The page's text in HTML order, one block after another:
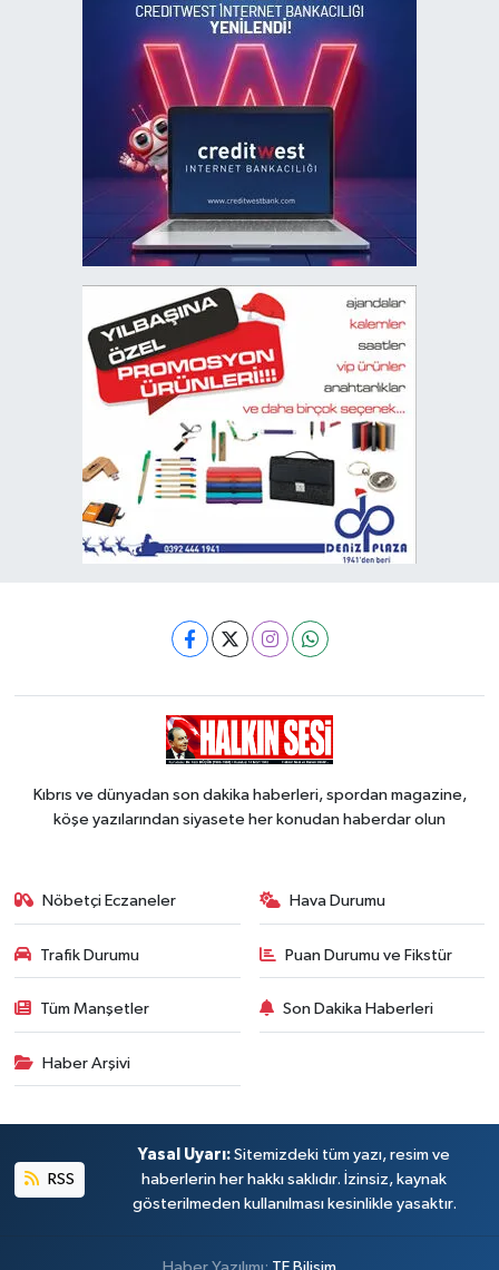
Kıbrıs ve dünyadan son dakika haberleri, spordan magazine,
köşe yazılarından siyasete her konudan haberdar olun
Nöbetçi Eczaneler Hava Durumu
Trafik Durumu Puan Durumu ve Fikstür
Tüm Manşetler Son Dakika Haberleri
Haber Arşivi
RSS
Yasal Uyarı: Sitemizdeki tüm yazı, resim ve
haberlerin her hakkı saklıdır. İzinsiz, kaynak
gösterilmeden kullanılması kesinlikle yasaktır.